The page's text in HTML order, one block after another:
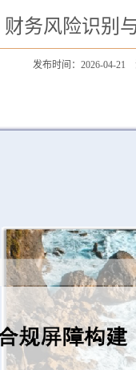
务风险识别
发布时间：2026-04-21